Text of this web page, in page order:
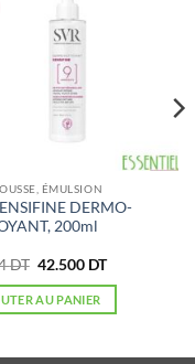
ÉMULSION
DERMO-
200ml
DT Le
initial
était :
42.500 DTLe
actuel
AU PANIER